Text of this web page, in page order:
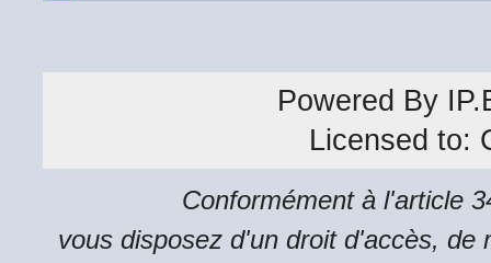
Powered By
Licensed to:
Conformément à l'article
vous disposez d'un droit d'accès, de